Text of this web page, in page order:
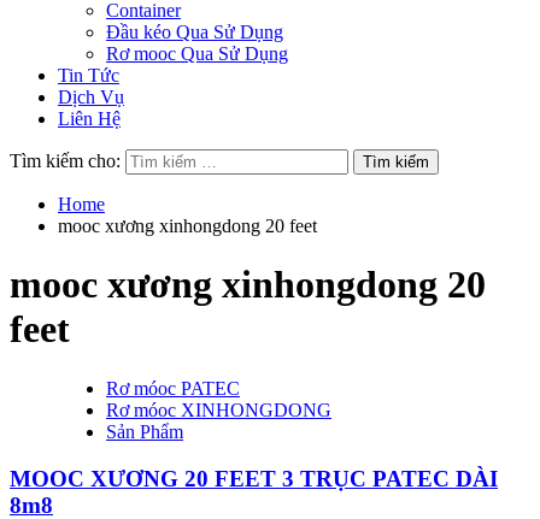
Container
Đầu kéo Qua Sử Dụng
Rơ mooc Qua Sử Dụng
Tin Tức
Dịch Vụ
Liên Hệ
Tìm kiếm cho:
Home
mooc xương xinhongdong 20 feet
mooc xương xinhongdong 20
feet
Rơ móoc PATEC
Rơ móoc XINHONGDONG
Sản Phẩm
MOOC XƯƠNG 20 FEET 3 TRỤC PATEC DÀI
8m8